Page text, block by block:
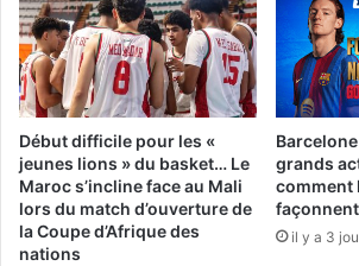
Début difficile pour les «
jeunes lions » du basket… Le
Maroc s’incline face au Mali
lors du match d’ouverture de
la Coupe d’Afrique des
nations
grands
comment
il y a 3